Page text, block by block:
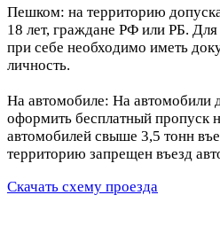
Пешком: на территорию
18 лет, граждане РФ или РБ.
при себе необходимо иметь
личность.
На автомобиле: На автомобили
оформить бесплатный пропуск
автомобилей свыше 3,5 тонн
территорию запрещен въезд
Скачать схему проезда